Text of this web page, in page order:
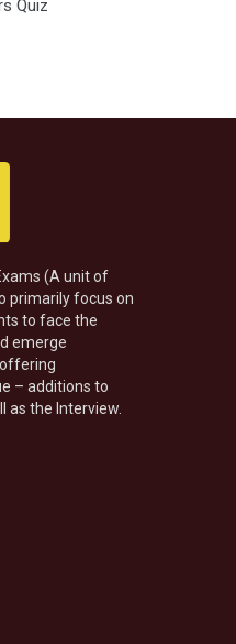
Quiz
(A unit of
primarily focus on
to face the
emerge
– additions to
as the Interview.